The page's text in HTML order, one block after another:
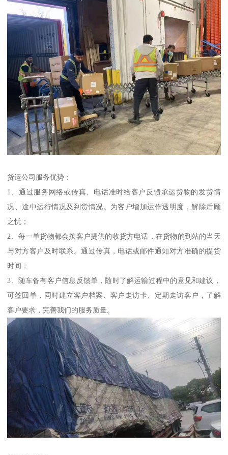
货运公司服务优势：
1、通过服务网络或传真、电话准时给客户反馈承运货物的发货情
况、途中运行情况及到货情况。为客户增加运作透明度，解除后顾
之忧；
2、每一单货物都会按客户提供的收货方电话，在货物的到站的当天
与对方客户及时联系。通过传真，电话或邮件通知对方准确的提货
时间；
3、随车备有客户信息反馈单，随时了解运输过程中的意见和建议，
可签回单，同时建立客户档案、客户走访卡、定期走访客户，了解
客户要求，完善我们的服务质量。